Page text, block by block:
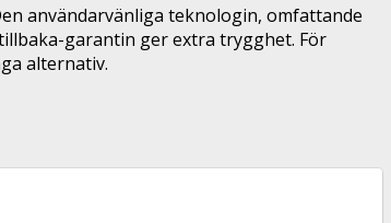
användarvänliga teknologin, omfattande
garantin ger extra trygghet. För
alternativ.